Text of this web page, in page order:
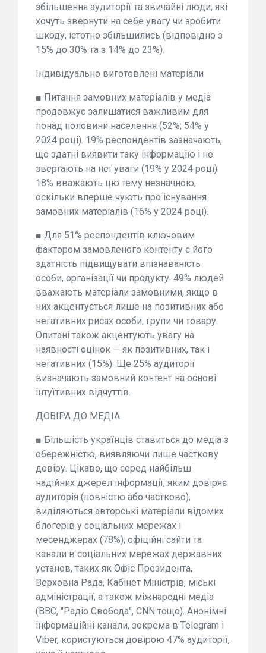
збільшення аудиторії та звичайні люди, які
хочуть звернути на себе увагу чи зробити
шкоду, істотно збільшились (відповідно з
15% до 30% та з 14% до 23%).
Індивідуально виготовлені матеріали
■ Питання замовних матеріалів у медіа
продовжує залишатися важливим для
понад половини населення (52%; 54% у
2024 році). 19% респондентів зазначають,
що здатні виявити таку інформацію і не
звертають на неї уваги (19% у 2024 році).
18% вважають цю тему незначною,
оскільки вперше чують про існування
замовних матеріалів (16% у 2024 році).
■ Для 51% респондентів ключовим
фактором замовленого контенту є його
здатність підвищувати впізнаваність
особи, організації чи продукту. 49% людей
вважають матеріали замовними, якщо в
них акцентується лише на позитивних або
негативних рисах особи, групи чи товару.
Опитані також акцентують увагу на
наявності оцінок — як позитивних, так і
негативних (15%). Ще 25% аудиторії
визначають замовний контент на основі
інтуїтивних відчуттів.
ДОВІРА ДО МЕДІА
■ Більшість українців ставиться до медіа з
обережністю, виявляючи лише часткову
довіру. Цікаво, що серед найбільш
надійних джерел інформації, яким довіряє
аудиторія (повністю або частково),
виділяються авторські матеріали відомих
блогерів у соціальних мережах і
месенджерах (78%); офіційні сайти та
канали в соціальних мережах державних
установ, таких як Офіс Президента,
Верховна Рада, Кабінет Міністрів, міські
адміністрації, а також міжнародні медіа
(BBC, "Радіо Свобода", CNN тощо). Анонімні
інформаційні канали, зокрема в Telegram і
Viber, користуються довірою 47% аудиторії,